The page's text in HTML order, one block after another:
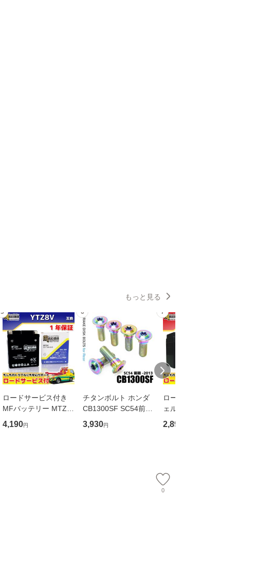
もっと見る
5
ロードサービス付き
MFバッテリー MTZ8
V 【互換 YTZ8V GTZ
8V FTZ8V】JF56 PC
4,190円
6
チタンボルト ホンダ
CB1300SF SC54前期
-2013専用 ブレーキデ
ィスクボルト リア用
3,930円
7
ロードサービス付 ジ
ェルバッテリー MTR
4A-BS(G) 【互換 YTR
4A-BS GTR4A-5 FTR
2,890
0